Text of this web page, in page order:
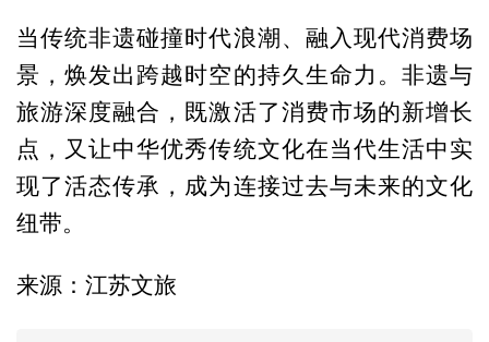
当传统非遗碰撞时代浪潮、融入现代消费场
景，焕发出跨越时空的持久生命力。非遗与
旅游深度融合，既激活了消费市场的新增长
点，又让中华优秀传统文化在当代生活中实
现了活态传承，成为连接过去与未来的文化
纽带。
来源：江苏文旅